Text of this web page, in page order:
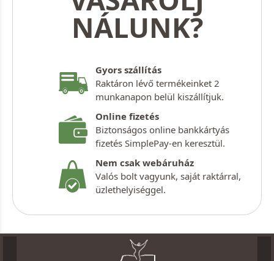
NÁLUNK?
Gyors szállítás
Raktáron lévő termékeinket 2
munkanapon belül kiszállítjuk.
Online fizetés
Biztonságos online bankkártyás
fizetés SimplePay-en keresztül.
Nem csak webáruház
Valós bolt vagyunk, saját raktárral,
üzlethelyiséggel.